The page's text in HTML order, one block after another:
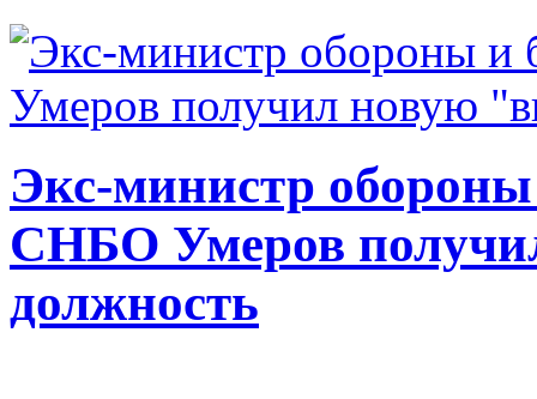
Экс-министр
СНБО Умеров
должность